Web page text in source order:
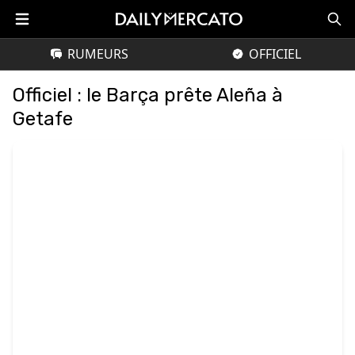
RUMEURS OFFICIEL
Officiel : le Barça prête Aleña à
Getafe